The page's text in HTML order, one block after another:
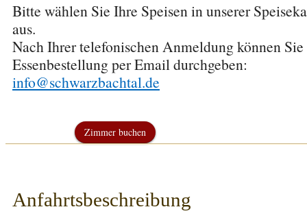
Bitte wählen Sie Ihre Speisen in unserer
aus.
Nach Ihrer telefonischen Anmeldung können Sie
Essenbestellung per Email durchgeben:
info@schwarzbachtal.de
Zimmer buchen
Anfahrtsbeschreibung